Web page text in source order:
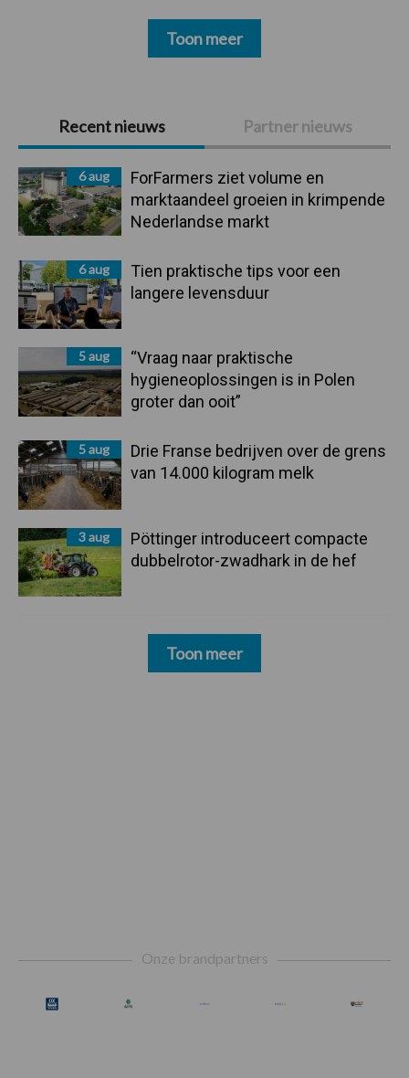
Primaire
Sidebar
Recent nieuws Partner nieuws
6 aug
ForFarmers ziet volume en
marktaandeel groeien in krimpende
Nederlandse markt
6 aug
Tien praktische tips voor een
langere levensduur
5 aug
“Vraag naar praktische
hygieneoplossingen is in Polen
groter dan ooit”
5 aug
Drie Franse bedrijven over de grens
van 14.000 kilogram melk
3 aug
Pöttinger introduceert compacte
dubbelrotor-zwadhark in de hef
Toon meer
Toon meer
Onze brandpartners